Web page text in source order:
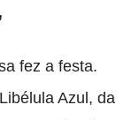
fez a festa.
Azul, da